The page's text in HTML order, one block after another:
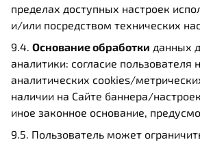
пределах доступных настроек
и/или посредством технических
9.4. Основание обработки данных
аналитики: согласие пользователя
аналитических cookies/
наличии на Сайте баннера/
иное законное основание,
9.5. Пользователь может